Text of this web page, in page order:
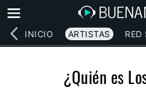
INICIO ARTISTAS RED
¿Quién es